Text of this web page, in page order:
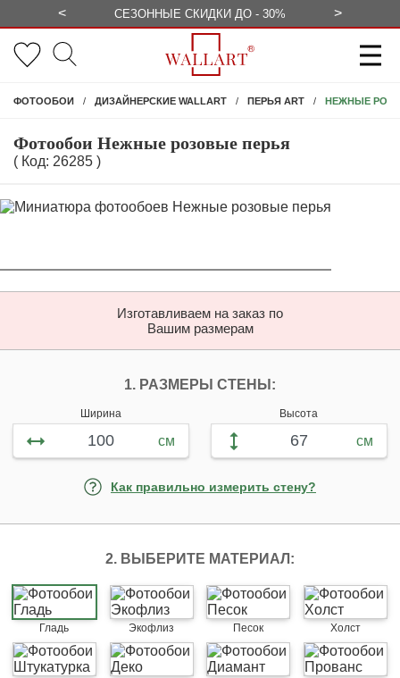
< СЕЗОННЫЕ СКИДКИ ДО - 30% >
ФОТООБОИ ДИЗАЙНЕРСКИЕ WALLART ПЕРЬЯ ART НЕЖНЫЕ
Фотообои Нежные розовые перья
( Код: 26285 )
Изготавливаем на заказ по
Вашим размерам
1. РАЗМЕРЫ СТЕНЫ:
Ширина
см
Высота
см
Как правильно измерить стену?
2. ВЫБЕРИТЕ МАТЕРИАЛ:
Гладь Экофлиз Песок Холст